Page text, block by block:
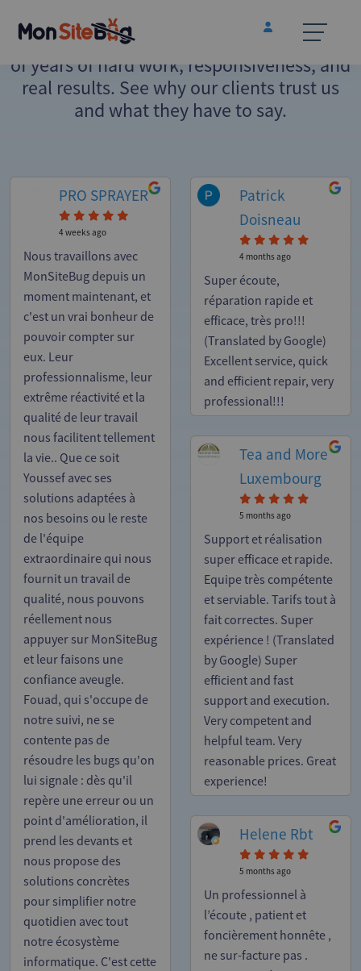
Opinions of our customers
Every testimonial is genuine — the result
of years of hard work, responsiveness, and
real results. See why our clients trust us
and what they have to say.
PRO SPRAYER
4 weeks ago
Nous travaillons avec
MonSiteBug depuis un
moment maintenant, et
c'est un vrai bonheur de
pouvoir compter sur
eux. Leur
professionnalisme, leur
extrême réactivité et la
qualité de leur travail
nous facilitent tellement
la vie.. Que ce soit
Youssef avec ses
solutions adaptées à
nos besoins ou le reste
de l'équipe
extraordinaire qui nous
fournit un travail de
qualité, nous pouvons
réellement nous
appuyer sur MonSiteBug
et leur faisons une
confiance aveugle.
Fouad, qui s'occupe de
notre suivi, ne se
contente pas de
résoudre les bugs qu'on
lui signale : dès qu'il
repère une erreur ou un
point d'amélioration, il
prend les devants et
nous propose des
solutions concrètes
pour simplifier notre
quotidien avec tout
notre écosystème
informatique. C'est cette
Patrick
Doisneau
4 months ago
Super écoute,
réparation rapide et
efficace, très pro!!!
(Translated by Google)
Excellent service, quick
and efficient repair, very
professional!!!
Tea and More
Luxembourg
5 months ago
Support et réalisation
super efficace et rapide.
Equipe très compétente
et serviable. Tarifs tout à
fait correctes. Super
expérience ! (Translated
by Google) Super
efficient and fast
support and execution.
Very competent and
helpful team. Very
reasonable prices. Great
experience!
Helene Rbt
5 months ago
Un professionnel à
l’écoute , patient et
foncièrement honnête ,
ne sur-facture pas .